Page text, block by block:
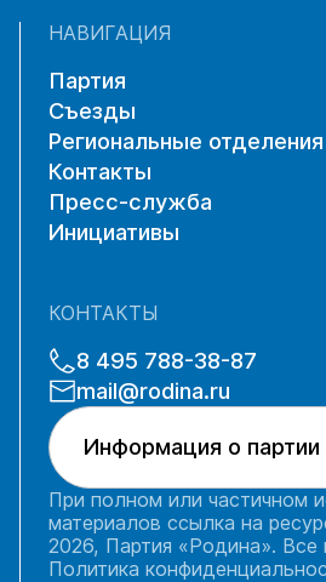
НАВИГАЦИЯ
Партия
Съезды
Региональные отделения
Контакты
Пресс-служба
Инициативы
КОНТАКТЫ
8 495 788-38-87
mail@rodina.ru
Информация о партии
При полном или частичном
материалов ссылка на
2026, Партия «Родина».
Политика